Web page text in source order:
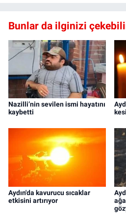
Bunlar da ilginizi
Nazilli’nin sevilen ismi hayatını
kaybetti
Aydın'da kavurucu sıcaklar
etkisini artırıyor